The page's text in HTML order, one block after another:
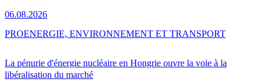
06.08.2026
La pénurie d'énergie nucléaire en Hongrie ouvre la voie à la
libéralisation du marché
PROENERGIE, ENVIRONNEMENT ET TRANSPORT